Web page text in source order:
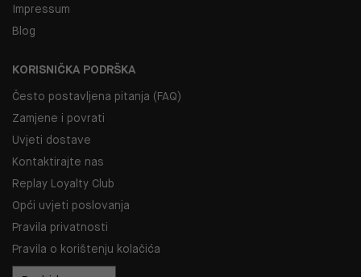
Impressum
Blog
KORISNIČKA PODRŠKA
Često postavljena pitanja (FAQ)
Zamjene i povrati
Uvjeti dostave
Kontaktirajte nas
Replay Loyalty Club
Opći uvjeti poslovanja
Pravila privatnosti
Pravila o korištenju kolačića